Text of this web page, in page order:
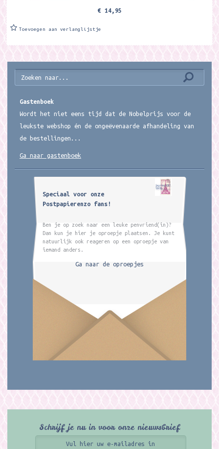
€ 14,95
Toevoegen aan verlanglijstje
Gastenboek
Wordt het niet eens tijd dat de Nobelprijs voor de
leukste webshop én de ongeëvenaarde afhandeling van
de bestellingen...
Ga naar gastenboek
Speciaal voor onze
Postpapierenzo fans!
Ben je op zoek naar een leuke penvriend(in)?
Dan kun je hier je oproepje plaatsen. Je kunt
natuurlijk ook reageren op een oproepje van
iemand anders.
Ga naar de oproepjes
Schrijf je nu in voor onze nieuwsbrief